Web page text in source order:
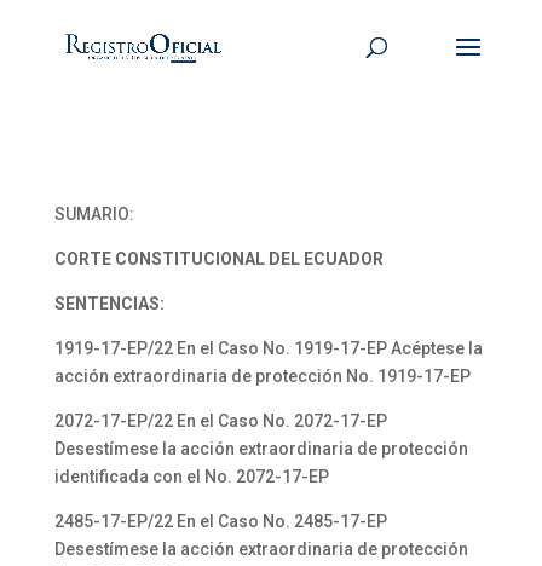
SUMARIO:
CORTE CONSTITUCIONAL DEL ECUADOR
SENTENCIAS:
1919-17-EP/22 En el Caso No. 1919-17-EP Acéptese la
acción extraordinaria de protección No. 1919-17-EP
2072-17-EP/22 En el Caso No. 2072-17-EP
Desestímese la acción extraordinaria de protección
identificada con el No. 2072-17-EP
2485-17-EP/22 En el Caso No. 2485-17-EP
Desestímese la acción extraordinaria de protección